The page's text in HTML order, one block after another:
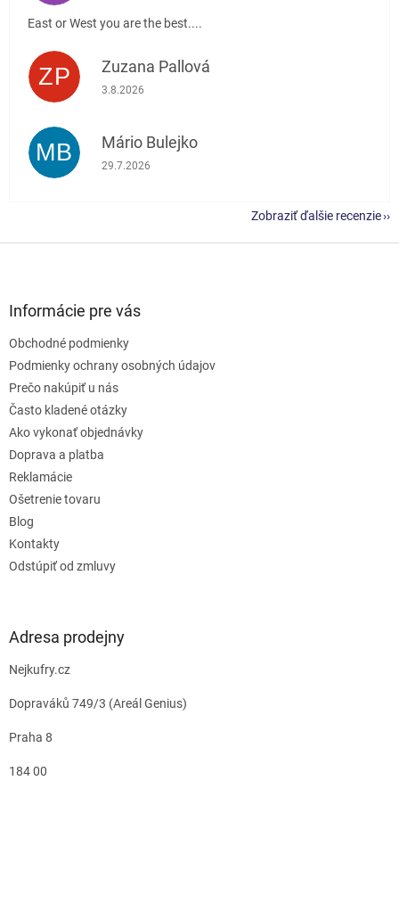
East or West you are the best....
ZP Zuzana Pallová
Hodnotenie obchodu je 5 z 5 hviezdičiek.
3.8.2026
MB Mário Bulejko
Hodnotenie obchodu je 5 z 5 hviezdičiek.
29.7.2026
Zobraziť ďalšie recenzie
Informácie pre vás
Obchodné podmienky
Podmienky ochrany osobných údajov
Prečo nakúpiť u nás
Často kladené otázky
Ako vykonať objednávky
Doprava a platba
Reklamácie
Ošetrenie tovaru
Blog
Kontakty
Odstúpiť od zmluvy
Adresa prodejny
Nejkufry.cz
Dopraváků 749/3 (Areál Genius)
Praha 8
184 00